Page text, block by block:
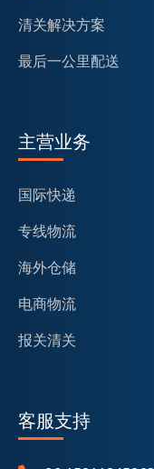
清关解决方案
最后一公里配送
主营业务
国际快递
专线物流
海外仓储
电商物流
报关清关
客服支持